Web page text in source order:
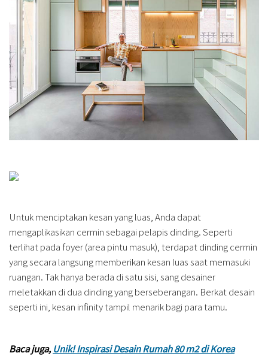
Untuk menciptakan kesan yang luas, Anda dapat
mengaplikasikan cermin sebagai pelapis dinding. Seperti
terlihat pada foyer (area pintu masuk), terdapat dinding cermin
yang secara langsung memberikan kesan luas saat memasuki
ruangan. Tak hanya berada di satu sisi, sang desainer
meletakkan di dua dinding yang berseberangan. Berkat desain
seperti ini, kesan infinity tampil menarik bagi para tamu.
Baca juga, Unik! Inspirasi Desain Rumah 80 m2 di Korea